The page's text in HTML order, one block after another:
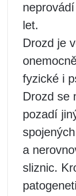
let.
Drozd je
fyzické i
Drozd se
pozadí
a
sliznic.